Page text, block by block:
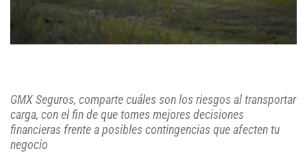
GMX Seguros, comparte cuáles son los riesgos al transportar
carga, con el fin de que tomes mejores decisiones
financieras frente a posibles contingencias que afecten tu
negocio